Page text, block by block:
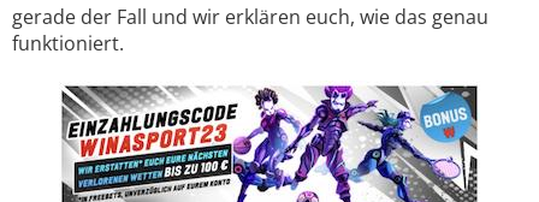
gerade der Fall und wir erklären euch, wie das genau
funktioniert.